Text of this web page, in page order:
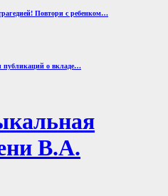
Повтори с ребенком…
публикаций о вкладе…
В.А.